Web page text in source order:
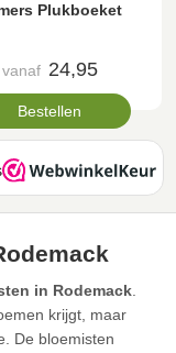
Plukboeket
vanaf 24,95
Bestellen
in Rodemack
krijgt, maar
De bloemisten